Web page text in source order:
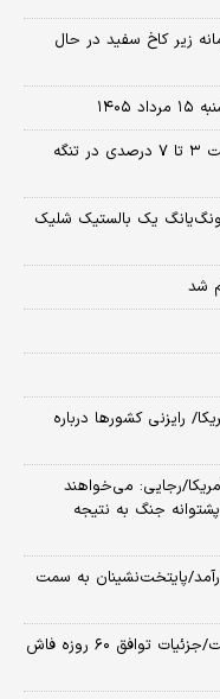
زیر کاخ سفید در حال
رویترز: ایران و عمان برای تعیین تعرفه ترانزیت ۳ تا ۷ درصدی در تنگه
یک بالستیک شلیک
شد
رایزنی کشورها درباره
رجایی: می‌خواهند
جنگ به نتیجه
پایتخت‌نشینان به سمت
العربیه: توافق بازگشایی تنگه هرمز در راه است/جزئیات توافق ۶۰ روزه فاش